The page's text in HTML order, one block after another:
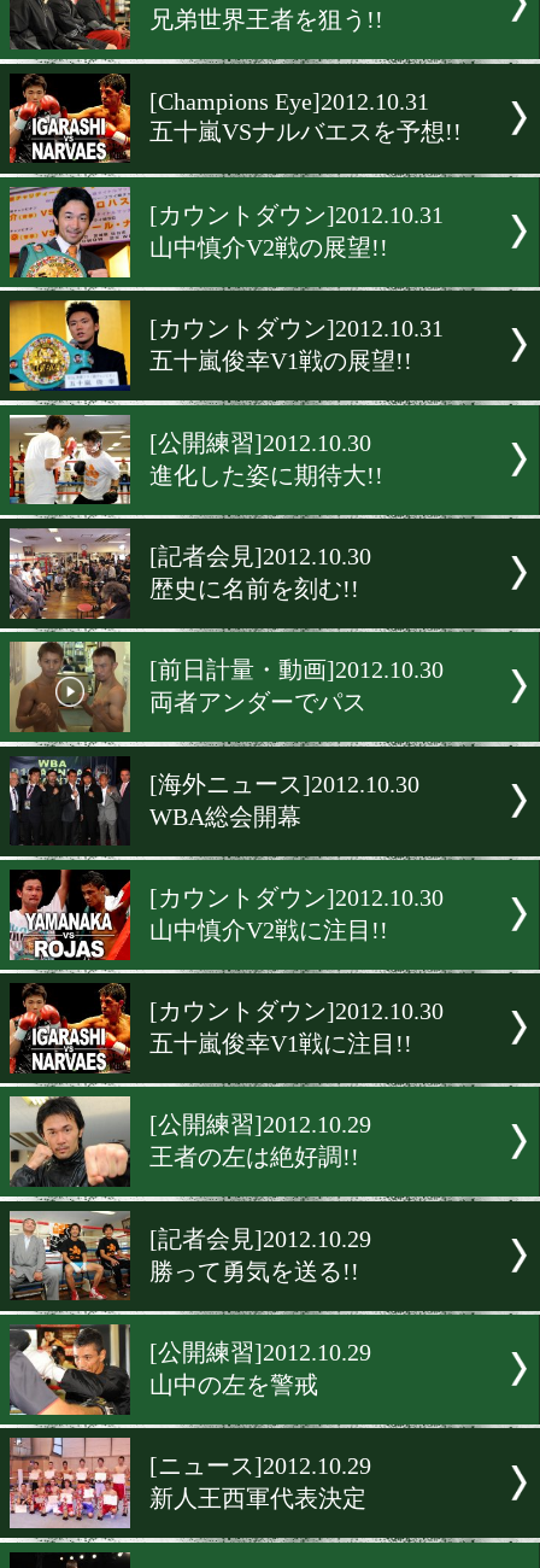
山中VSロハスを予想!!
[記者会見]2012.10.30
兄弟世界王者を狙う!!
[Champions Eye]2012.10.31
[カウントダウン]2012.10.31
[カウントダウン]2012.10.31
五十嵐俊幸V1戦の展望!!
[公開練習]2012.10.30
進化した姿に期待大!!
[記者会見]2012.10.30
歴史に名前を刻む!!
[前日計量・動画]2012.10.30
両者アンダーでパス
[海外ニュース]2012.10.30
[カウントダウン]2012.10.30
山中慎介V2戦に注目!!
[カウントダウン]2012.10.30
五十嵐俊幸V1戦に注目!!